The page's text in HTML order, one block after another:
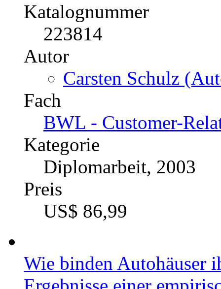
Katalognummer
223814
Autor
Carsten Schulz
Fach
BWL - Customer-
Kategorie
Diplomarbeit, 2003
Preis
US$ 86,99
Wie binden Autohäuser